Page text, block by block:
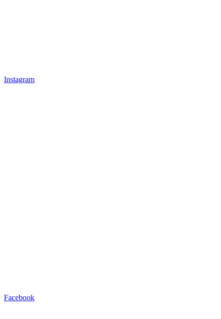
Instagram
Facebook